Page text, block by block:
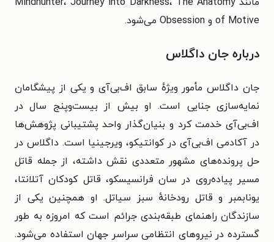
of Motive و Obsession می‌شود.
درباره جان داگلاس
جان داگلاس مأمور ویژهٔ سابق اف‌بی‌آی و یکی از پیشگامان
نمایه‌سازی جنایی است. او بیش از بیست‌وپنج سال در
اف‌بی‌آی خدمت کرد و بنیان‌گذار واحد پشتیبانی پژوهش‌ها
در آکادمی اف‌بی‌آی در کوانتیکو، ویرجینیا است. داگلاس در
حل پرونده‌های مشهور متعددی نقش داشته، از جمله قاتل
مسیر پیاده‌روی در سان فرانسیسکو، قاتل کودکان آتلانتا،
یونابمبر و قاتل رودخانهٔ سبز سیاتل. او همچنین یکی از
سازندگان راهنمای طبقه‌بندی جرائم است که امروزه به طور
گسترده در نیروهای انتظامی سراسر جهان استفاده می‌شود.